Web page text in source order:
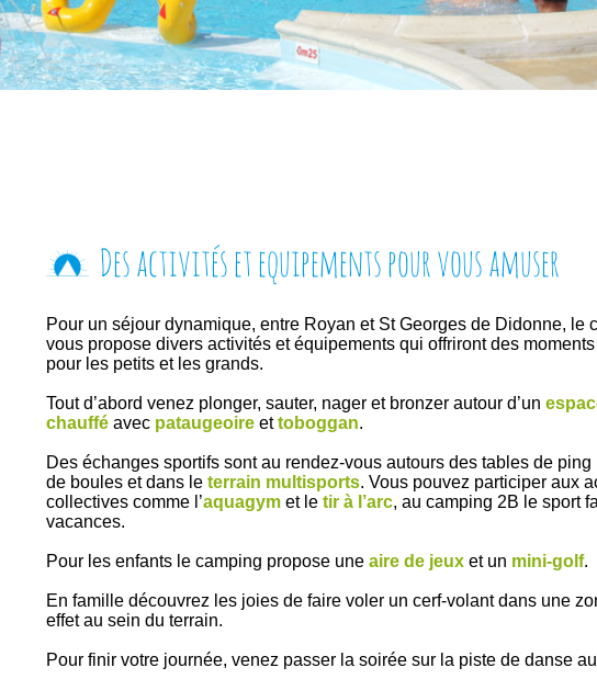
Des activités et equipements pour vous amuser
Pour un séjour dynamique, entre Royan et St Georges de Didonne, le
vous propose divers activités et équipements qui offriront des
pour les petits et les grands.
Tout d’abord venez plonger, sauter, nager et bronzer autour d’un
chauffé avec pataugeoire ettoboggan.
Des échanges sportifs sont au rendez-vous autours des tables de ping
de boules et dans le terrain multisports. Vous pouvez participer aux
collectives comme l’aquagym et le tir à l’arc, au camping 2B le sport
vacances.
Pour les enfants le camping propose une aire de jeux et un mini-golf.
En famille découvrez les joies de faire voler un cerf-volant dans une
effet au sein du terrain.
Pour finir votre journée, venez passer la soirée sur la piste de danse